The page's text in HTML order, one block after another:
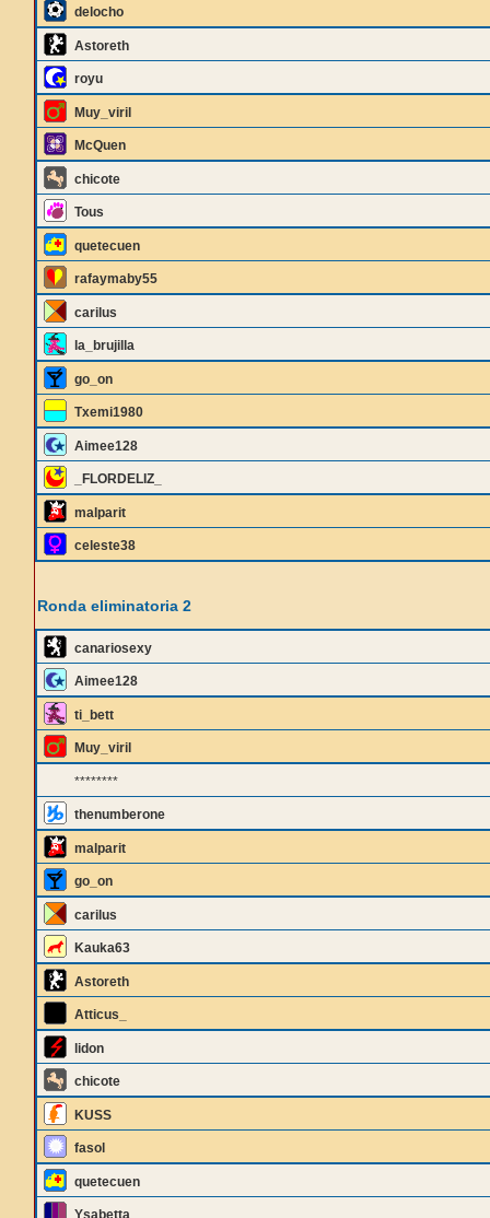
delocho
Astoreth
royu
Muy_viril
McQuen
chicote
Tous
quetecuen
rafaymaby55
carilus
la_brujilla
go_on
Txemi1980
Aimee128
_FLORDELIZ_
malparit
celeste38
Ronda eliminatoria 2
canariosexy
Aimee128
ti_bett
Muy_viril
********
thenumberone
malparit
go_on
carilus
Kauka63
Astoreth
Atticus_
lidon
chicote
KUSS
fasol
quetecuen
Ysabetta